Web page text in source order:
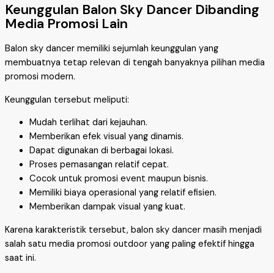
Keunggulan Balon Sky Dancer Dibanding
Media Promosi Lain
Balon sky dancer memiliki sejumlah keunggulan yang
membuatnya tetap relevan di tengah banyaknya pilihan media
promosi modern.
Keunggulan tersebut meliputi:
Mudah terlihat dari kejauhan.
Memberikan efek visual yang dinamis.
Dapat digunakan di berbagai lokasi.
Proses pemasangan relatif cepat.
Cocok untuk promosi event maupun bisnis.
Memiliki biaya operasional yang relatif efisien.
Memberikan dampak visual yang kuat.
Karena karakteristik tersebut, balon sky dancer masih menjadi
salah satu media promosi outdoor yang paling efektif hingga
saat ini.